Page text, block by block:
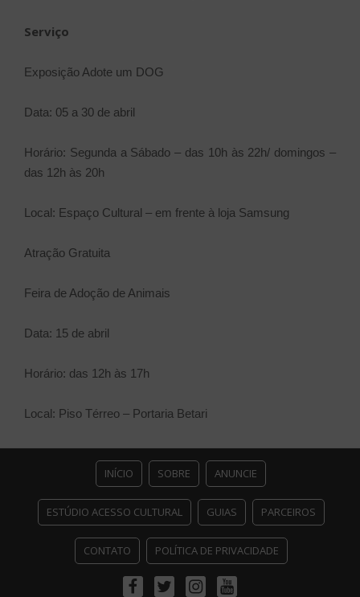
Serviço
Exposição Adote um DOG
Data: 05 a 30 de abril
Horário: Segunda a Sábado – das 10h às 22h/ domingos –
das 12h às 20h
Local: Espaço Cultural – em frente à loja Samsung
Atração Gratuita
Feira de Adoção de Animais
Data: 15 de abril
Horário: das 12h às 17h
Local: Piso Térreo – Portaria Betari
INÍCIO SOBRE ANUNCIE
ESTÚDIO ACESSO CULTURAL GUIAS PARCEIROS
CONTATO POLÍTICA DE PRIVACIDADE
FacebookTwitterInstagramYoutube